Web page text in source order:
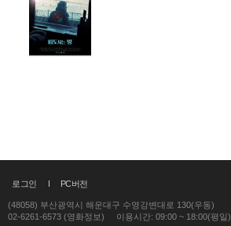
로그인 PC버전
(48058) 부산광역시 해운대구 수영강변대로 130(우동)
02-6261-6573 (영화정보)
이용시간: 09:00 ~ 18:00(평일)